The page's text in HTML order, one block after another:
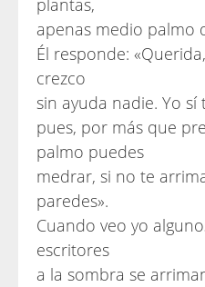
plantas,
apenas medio palmo
Él responde:
crezco
sin ayuda nadie. Yo sí
pues, por más que
palmo puedes
medrar, si no te
paredes».
Cuando veo yo
escritores
a la sombra se